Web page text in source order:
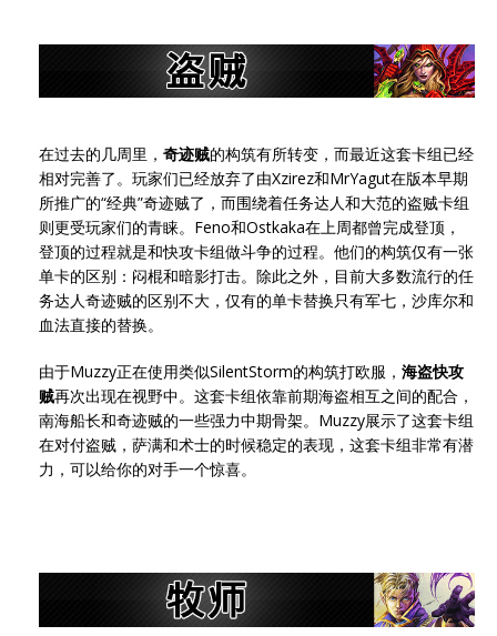
在过去的几周里， 奇迹贼的构筑有所转变，而最近这套卡组已经
相对完善了。玩家们已经放弃了由Xzirez和MrYagut在版本早期
所推广的“经典”奇迹贼了，而围绕着任务达人和大范的盗贼卡组
则更受玩家们的青睐。Feno和Ostkaka在上周都曾完成登顶，
登顶的过程就是和快攻卡组做斗争的过程。他们的构筑仅有一张
单卡的区别：闷棍和暗影打击。除此之外，目前大多数流行的任
务达人奇迹贼的区别不大，仅有的单卡替换只有军七，沙库尔和
血法直接的替换。
由于Muzzy正在使用类似SilentStorm的构筑打欧服， 海盗快攻
贼再次出现在视野中。这套卡组依靠前期海盗相互之间的配合，
南海船长和奇迹贼的一些强力中期骨架。Muzzy展示了这套卡组
在对付盗贼，萨满和术士的时候稳定的表现，这套卡组非常有潜
力，可以给你的对手一个惊喜。